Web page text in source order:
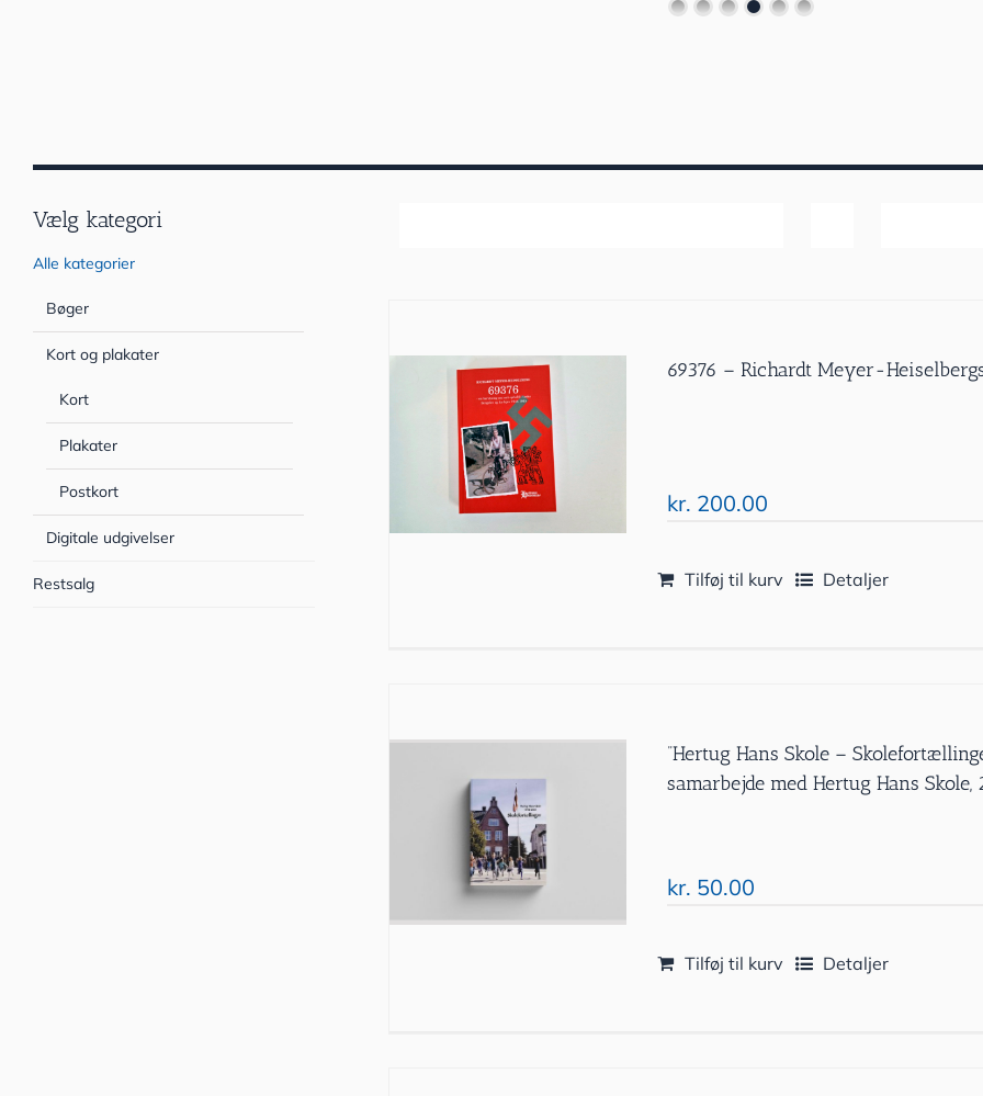
69376 – Richardt Meyer-
kr. 200.00
Tilføj til kurv Detaljer
”Hertug Hans Skole –
samarbejde med Hertug Hans Skole,
kr. 50.00
Tilføj til kurv Detaljer
Vælg kategori
Alle kategorier
Bøger
Kort og plakater
Kort
Plakater
Postkort
Digitale udgivelser
Restsalg